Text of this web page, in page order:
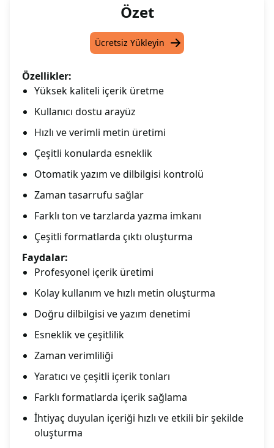
Özet
Ücretsiz Yükleyin
Özellikler:
Yüksek kaliteli içerik üretme
Kullanıcı dostu arayüz
Hızlı ve verimli metin üretimi
Çeşitli konularda esneklik
Otomatik yazım ve dilbilgisi kontrolü
Zaman tasarrufu sağlar
Farklı ton ve tarzlarda yazma imkanı
Çeşitli formatlarda çıktı oluşturma
Faydalar:
Profesyonel içerik üretimi
Kolay kullanım ve hızlı metin oluşturma
Doğru dilbilgisi ve yazım denetimi
Esneklik ve çeşitlilik
Zaman verimliliği
Yaratıcı ve çeşitli içerik tonları
Farklı formatlarda içerik sağlama
İhtiyaç duyulan içeriği hızlı ve etkili bir şekilde
oluşturma